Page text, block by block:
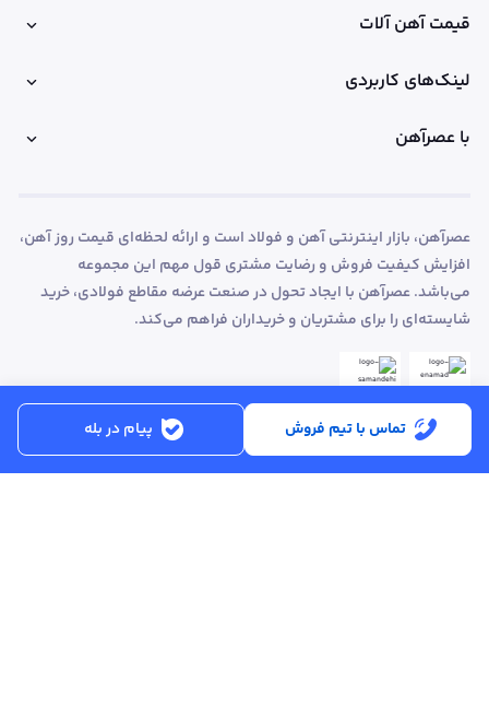
تماس با تیم فروش پیام در بله
قیمت آهن آلات
لینک‌های کاربردی
با عصرآهن
عصرآهن، بازار اینترنتی آهن و فولاد است و ارائه لحظه‌ای قیمت روز آهن،
افزایش کیفیت فروش و رضایت مشتری قول مهم این مجموعه
می‌باشد. عصرآهن با ایجاد تحول در صنعت عرضه مقاطع فولادی، خرید
شایسته‌ای را برای مشتریان و خریداران فراهم می‌کند.
ساعت کاری:شنبه تا پنجشنبه از ساعت 8:30 تا 17:00